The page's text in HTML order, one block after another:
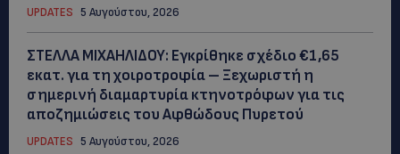
UPDATES 5 Αυγούστου, 2026
ΣΤΕΛΛΑ ΜΙΧΑΗΛΙΔΟΥ: Εγκρίθηκε σχέδιο €1,65
εκατ. για τη χοιροτροφία – Ξεχωριστή η
σημερινή διαμαρτυρία κτηνοτρόφων για τις
αποζημιώσεις του Αφθώδους Πυρετού
UPDATES 5 Αυγούστου, 2026